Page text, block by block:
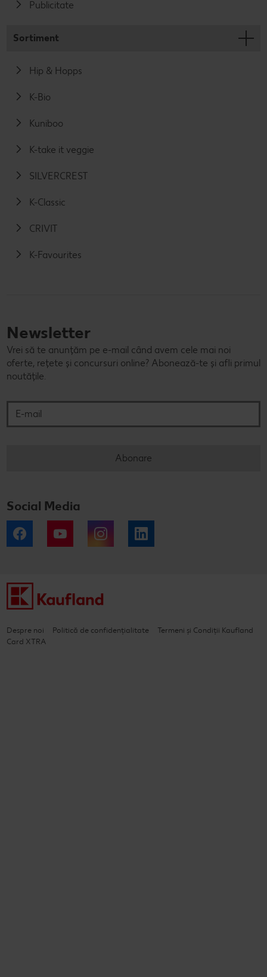
Publicitate
Sortiment
Hip & Hopps
K-Bio
Kuniboo
K-take it veggie
SILVERCREST
K-Classic
CRIVIT
K-Favourites
Newsletter
Vrei să te anunțăm pe e-mail când avem cele mai noi
oferte, rețete și concursuri online? Abonează-te și afli primul
noutățile.
Abonare
Social Media
Facebook YouTube Instagram
Despre noi Politică de confidențialitate
Termeni și Condiții Kaufland
Card XTRA